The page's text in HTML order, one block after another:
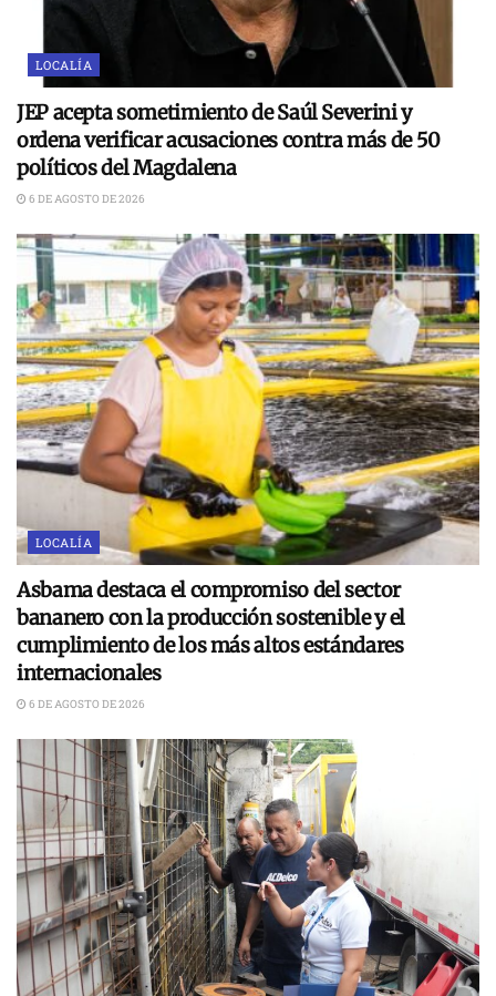
LOCALÍA
JEP acepta sometimiento de Saúl Severini y
ordena verificar acusaciones contra más de 50
políticos del Magdalena
6 DE AGOSTO DE 2026
LOCALÍA
Asbama destaca el compromiso del sector
bananero con la producción sostenible y el
cumplimiento de los más altos estándares
internacionales
6 DE AGOSTO DE 2026